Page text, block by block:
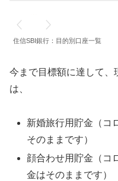
住信SBI銀行：目的別口座一覧
今まで目標額に達して、
は、
新婚旅行用貯金（コ
そのままです）
顔合わせ用貯金（コ
金はそのままです）